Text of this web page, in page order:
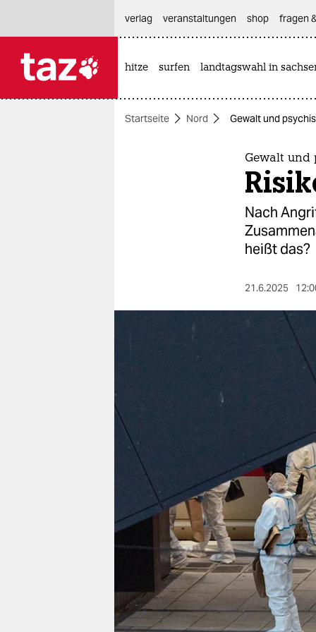
themen
verlag
veranstaltungen
fragen & hilfe
unterstützen
genossenschaft
verlag
veranstaltungen shop fragen
hitze surfen landtagswahl in
Startseite Nord Gewalt und
Gewalt und
Nach
heißt das?
21.6.2025